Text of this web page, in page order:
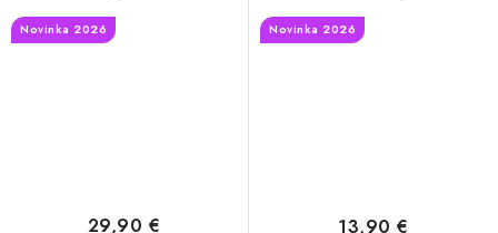
Novinka 2026
29,90 €
Novinka 2026
13,90 €